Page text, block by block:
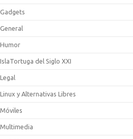
Gadgets
General
Humor
IslaTortuga del Siglo XXI
Legal
Linux y Alternativas Libres
Móviles
Multimedia